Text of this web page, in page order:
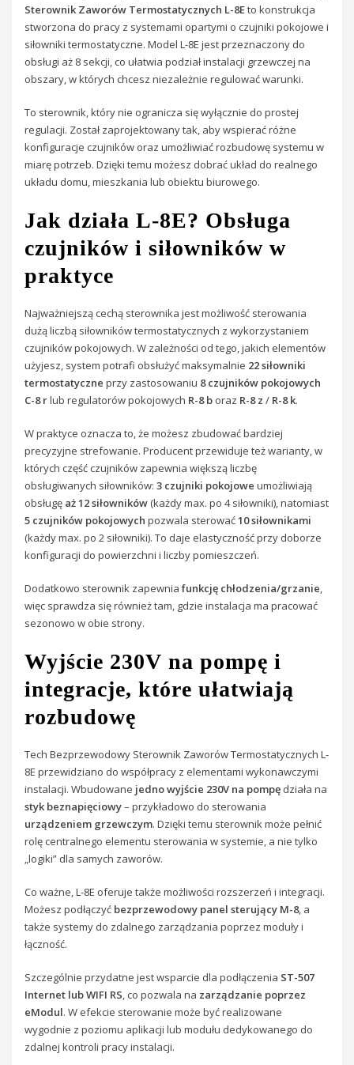
Sterownik Zaworów Termostatycznych L-8Eto konstrukcja
stworzona do pracy z systemami opartymi o czujniki pokojowe i
siłowniki termostatyczne. Model L-8E jest przeznaczony do
obsługi aż 8 sekcji, co ułatwia podział instalacji grzewczej na
obszary, w których chcesz niezależnie regulować warunki.
To sterownik, który nie ogranicza się wyłącznie do prostej
regulacji. Został zaprojektowany tak, aby wspierać różne
konfiguracje czujników oraz umożliwiać rozbudowę systemu w
miarę potrzeb. Dzięki temu możesz dobrać układ do realnego
układu domu, mieszkania lub obiektu biurowego.
Jak działa L-8E? Obsługa
czujników i siłowników w
praktyce
Najważniejszą cechą sterownika jest możliwość sterowania
dużą liczbą siłowników termostatycznych z wykorzystaniem
czujników pokojowych. W zależności od tego, jakich elementów
użyjesz, system potrafi obsłużyć maksymalnie 22 siłowniki
termostatyczne przy zastosowaniu 8 czujników pokojowych
C-8 rlub regulatorów pokojowych R-8 b oraz R-8 z / R-8 k.
W praktyce oznacza to, że możesz zbudować bardziej
precyzyjne strefowanie. Producent przewiduje też warianty, w
których część czujników zapewnia większą liczbę
obsługiwanych siłowników:3 czujniki pokojowe umożliwiają
obsługę aż 12 siłowników (każdy max. po 4 siłowniki), natomiast
5 czujników pokojowych pozwala sterować10 siłownikami
(każdy max. po 2 siłowniki). To daje elastyczność przy doborze
konfiguracji do powierzchni i liczby pomieszczeń.
Dodatkowo sterownik zapewniafunkcję chłodzenia/grzanie,
więc sprawdza się również tam, gdzie instalacja ma pracować
sezonowo w obie strony.
Wyjście 230V na pompę i
integracje, które ułatwiają
rozbudowę
Tech Bezprzewodowy Sterownik Zaworów Termostatycznych L-
8E przewidziano do współpracy z elementami wykonawczymi
instalacji. Wbudowane jedno wyjście 230V na pompę działa na
styk beznapięciowy– przykładowo do sterowania
urządzeniem grzewczym. Dzięki temu sterownik może pełnić
rolę centralnego elementu sterowania w systemie, a nie tylko
„logiki” dla samych zaworów.
Co ważne, L-8E oferuje także możliwości rozszerzeń i integracji.
Możesz podłączyć bezprzewodowy panel sterujący M-8, a
także systemy do zdalnego zarządzania poprzez moduły i
łączność.
Szczególnie przydatne jest wsparcie dla podłączenia ST-507
Internet lub WIFI RS, co pozwala na zarządzanie poprzez
eModul. W efekcie sterowanie może być realizowane
wygodnie z poziomu aplikacji lub modułu dedykowanego do
zdalnej kontroli pracy instalacji.